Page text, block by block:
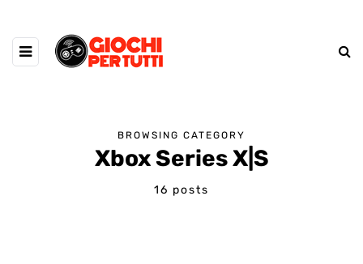
BROWSING CATEGORY
Xbox Series X|S
16 posts